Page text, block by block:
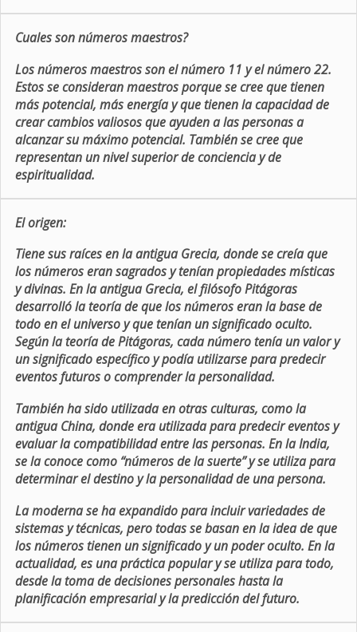
Cuales son números maestros?
Los números maestros son el número 11 y el número 22.
Estos se consideran maestros porque se cree que tienen
más potencial, más energía y que tienen la capacidad de
crear cambios valiosos que ayuden a las personas a
alcanzar su máximo potencial. También se cree que
representan un nivel superior de conciencia y de
espiritualidad.
El origen:
Tiene sus raíces en la antigua Grecia, donde se creía que
los números eran sagrados y tenían propiedades místicas
y divinas. En la antigua Grecia, el filósofo Pitágoras
desarrolló la teoría de que los números eran la base de
todo en el universo y que tenían un significado oculto.
Según la teoría de Pitágoras, cada número tenía un valor y
un significado específico y podía utilizarse para predecir
eventos futuros o comprender la personalidad.
También ha sido utilizada en otras culturas, como la
antigua China, donde era utilizada para predecir eventos y
evaluar la compatibilidad entre las personas. En la India,
se la conoce como “números de la suerte” y se utiliza para
determinar el destino y la personalidad de una persona.
La moderna se ha expandido para incluir variedades de
sistemas y técnicas, pero todas se basan en la idea de que
los números tienen un significado y un poder oculto. En la
actualidad, es una práctica popular y se utiliza para todo,
desde la toma de decisiones personales hasta la
planificación empresarial y la predicción del futuro.